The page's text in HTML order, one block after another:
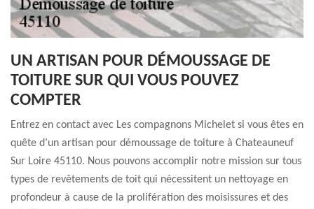
UN ARTISAN POUR DÉMOUSSAGE DE
TOITURE SUR QUI VOUS POUVEZ
COMPTER
Entrez en contact avec Les compagnons Michelet si vous êtes en
quête d’un artisan pour démoussage de toiture à Chateauneuf
Sur Loire 45110. Nous pouvons accomplir notre mission sur tous
types de revêtements de toit qui nécessitent un nettoyage en
profondeur à cause de la prolifération des moisissures et des